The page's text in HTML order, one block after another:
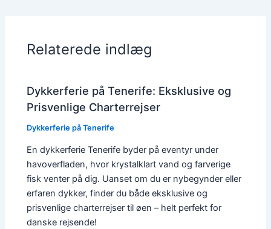
Relaterede indlæg
Dykkerferie på Tenerife: Eksklusive og
Prisvenlige Charterrejser
Dykkerferie på Tenerife
En dykkerferie Tenerife byder på eventyr under
havoverfladen, hvor krystalklart vand og farverige
fisk venter på dig. Uanset om du er nybegynder eller
erfaren dykker, finder du både eksklusive og
prisvenlige charterrejser til øen – helt perfekt for
danske rejsende!